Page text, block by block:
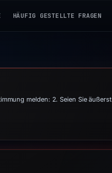
HÄUFIG GESTELLTE FRAGEN
melden: 2. Seien Sie